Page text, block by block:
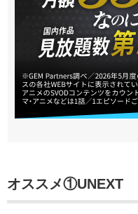
オススメ①UNEXT